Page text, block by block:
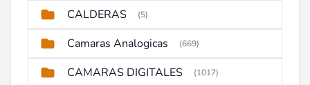
CALDERAS (5)
Camaras Analogicas (669)
CAMARAS DIGITALES (1017)